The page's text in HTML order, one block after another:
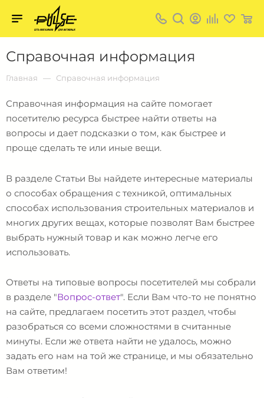
Справочная информация
пульс:
сеть
для
в
Барнауле:
Главная Справочная информация
Справочная информация на сайте помогает
посетителю ресурса быстрее найти ответы на
вопросы и дает подсказки о том, как быстрее и
проще сделать те или иные вещи.
В разделе Статьи Вы найдете интересные материалы
о способах обращения с техникой, оптимальных
способах использования строительных материалов и
многих других вещах, которые позволят Вам быстрее
выбрать нужный товар и как можно легче его
использовать.
Ответы на типовые вопросы посетителей мы собрали
в разделе "Вопрос-ответ". Если Вам что-то не понятно
на сайте, предлагаем посетить этот раздел, чтобы
разобраться со всеми сложностями в считанные
минуты. Если же ответа найти не удалось, можно
задать его нам на той же странице, и мы обязательно
Вам ответим!